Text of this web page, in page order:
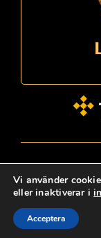
Personskydd
Vi använder
eller inaktiverar i
Acceptera